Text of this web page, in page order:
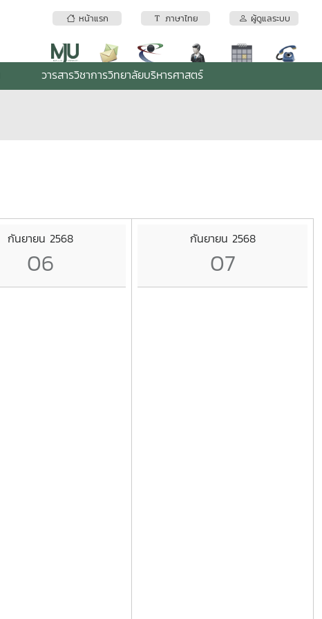
หน้าแรก ภาษาไทย ผู้ดูแลระบบ
วารสารวิชาการวิทยาลัยบริหารศาสตร์
กันยายน 2568
06
กันยายน 2568
07